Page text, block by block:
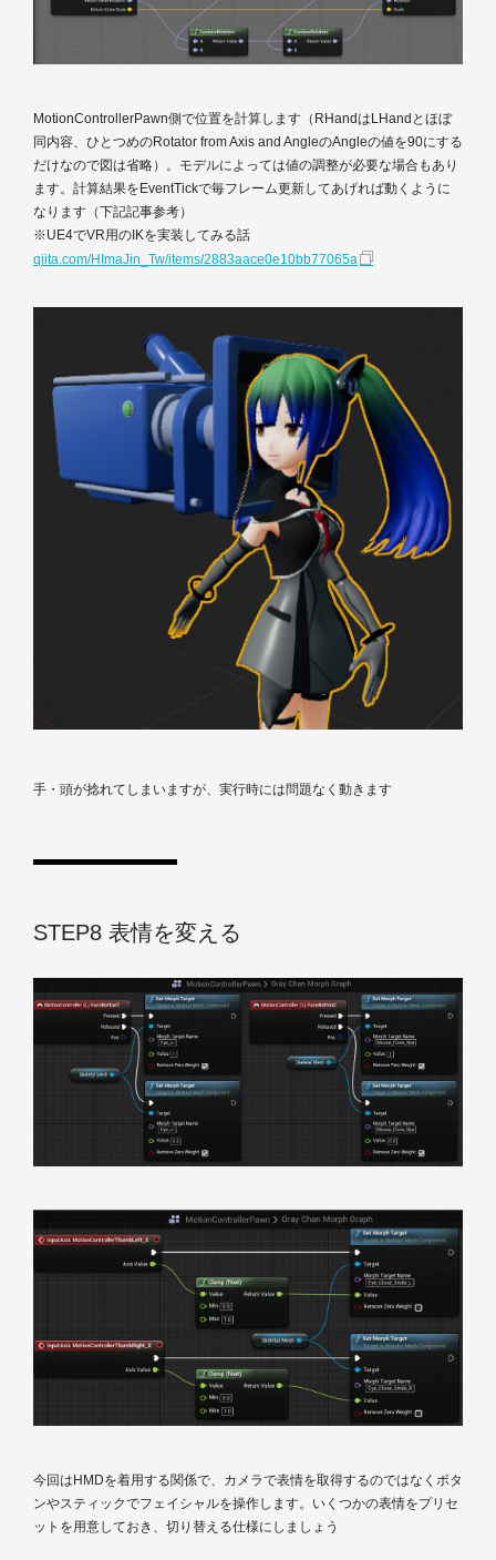
MotionControllerPawn側で位置を計算します（RHandはLHandとほぼ
同内容、ひとつめのRotator from Axis and AngleのAngleの値を90にする
だけなので図は省略）。モデルによっては値の調整が必要な場合もあり
ます。計算結果をEventTickで毎フレーム更新してあげれば動くように
なります（下記記事参考）
※UE4でVR用のIKを実装してみる話
qiita.com/HImaJin_Tw/items/2883aace0e10bb77065a
手・頭が捻れてしまいますが、実行時には問題なく動きます
STEP8 表情を変える
今回はHMDを着用する関係で、カメラで表情を取得するのではなくボタ
ンやスティックでフェイシャルを操作します。いくつかの表情をプリセ
ットを用意しておき、切り替える仕様にしましょう